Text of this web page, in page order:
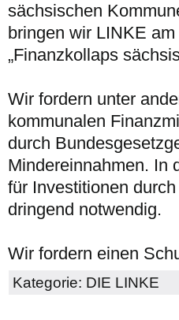
sächsischen
bringen wir LINKE
„Finanzkollaps
Wir fordern unter
kommunalen
durch
Mindereinnahmen. In
für Investitionen
dringend notwendig.
Wir fordern einen
Kategorie: DIE LINKE